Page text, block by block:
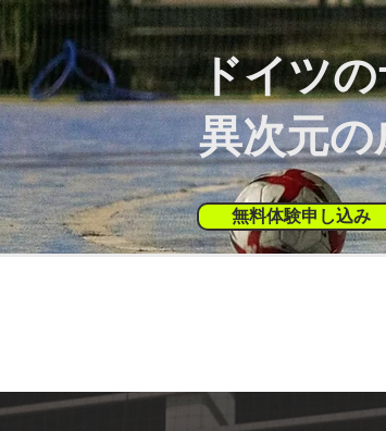
ドイツ
異次元の
無料体験申し込み